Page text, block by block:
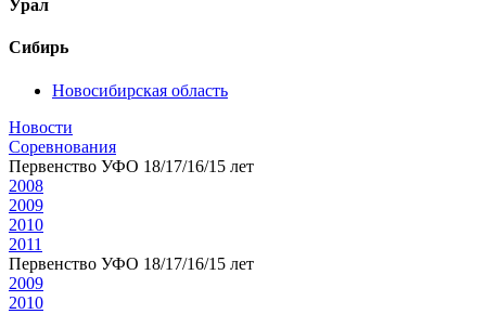
Урал
Сибирь
Новосибирская область
Новости
Соревнования
Первенство УФО 18/17/16/15 лет
2008
2009
2010
2011
Первенство УФО 18/17/16/15 лет
2009
2010